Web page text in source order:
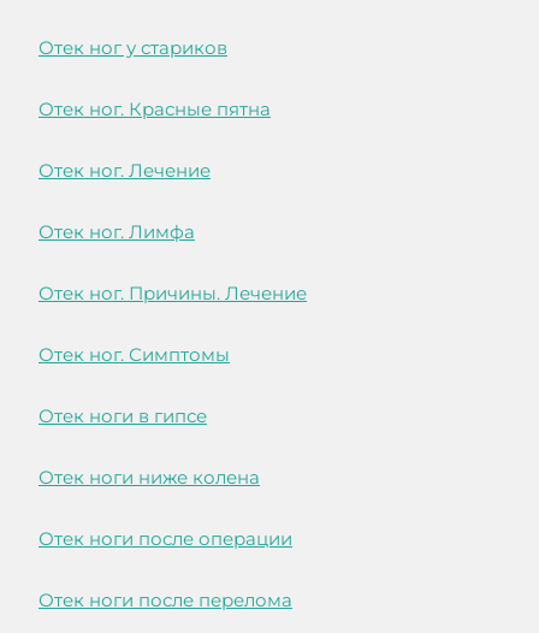
Отек ног у стариков
Отек ног. Красные пятна
Отек ног. Лечение
Отек ног. Лимфа
Отек ног. Причины. Лечение
Отек ног. Симптомы
Отек ноги в гипсе
Отек ноги ниже колена
Отек ноги после операции
Отек ноги после перелома